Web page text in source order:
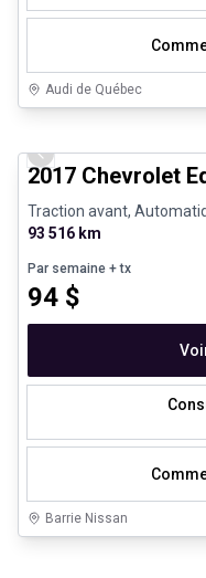
Audi de Québec
Véhicules d'occasion
Previous slide
2017 Chevrolet
Traction avant,
93 516 km
Par semaine + tx
94 $
Barrie Nissan